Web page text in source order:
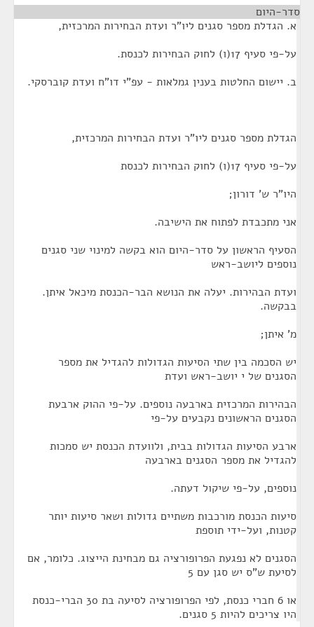
סדר-היום
א. הגדלת מספר סגנים ליו"ר ועדת הבחירות המרכזית,
על-פי סעיף 17(ו) לחוק הבחירות לכנסת.
ב. יישום החלטות בענין גמלאות - עפ"י דו"ח ועדת קוברסקי.
הגדלת מספר סגנים ליו"ר ועדת הבחירות המרכזית,
על-פי סעיף 17(ו) לחוק הבחירות לכנסת
היו"ר ש' דורון;
אני מתכבדת לפתוח את הישיבה.
הסעיף הראשון על סדר-היום הוא בקשה למינוי שני סגנים
נוספים ליושב-ראש
ועדת הבהירות. יעלה את הנושא הבר-הכנסת מיכאל איתן.
בבקשה.
מ' איתן;
יש הסכמה בין שתי הסיעות הגדולות להגדיל את מספר
הסגנים של י יושב-ראש ועדת
הבהירות המרכזית בארבעה נוספים. על-פי ההוק ארבעת
הסגנים הראשונים נקבעים על-פי
ארבע הסיעות הגדולות בבית, ולוועדת הכנסת יש סמכות
להגדיל את מספר הסגנים בארבעה
נוספים, על-פי שיקול דעתה.
סיעות הכנסת מורכבות משתיים גדולות ושאר סיעות יותר
קטנות, ועל-ידי תוספת
הסגנים לא נפגעת הפרופורציה גם מבחינת הייצוג. כלומר, אם
לסיעת ש"ס יש סגן עם 5
או 6 חברי כנסת, לפי הפרופורציה לסיעה בת 30 הברי-כנסת
היו צריכים להיות 5 סגנים.